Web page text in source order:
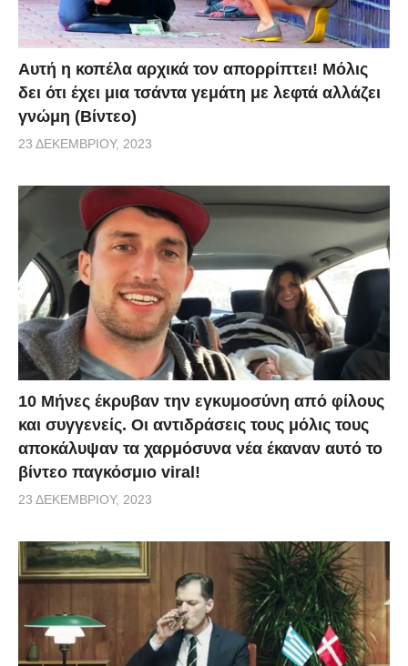
Αυτή η κοπέλα αρχικά τον απορρίπτει! Μόλις
δει ότι έχει μια τσάντα γεμάτη με λεφτά αλλάζει
γνώμη (Βίντεο)
23 ΔΕΚΕΜΒΡΊΟΥ, 2023
10 Μήνες έκρυβαν την εγκυμοσύνη από φίλους
και συγγενείς. Οι αντιδράσεις τους μόλις τους
αποκάλυψαν τα χαρμόσυνα νέα έκαναν αυτό το
βίντεο παγκόσμιο viral!
23 ΔΕΚΕΜΒΡΊΟΥ, 2023